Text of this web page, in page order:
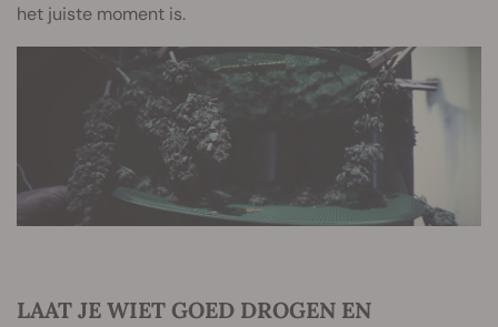
het juiste moment is.
LAAT JE WIET GOED DROGEN EN